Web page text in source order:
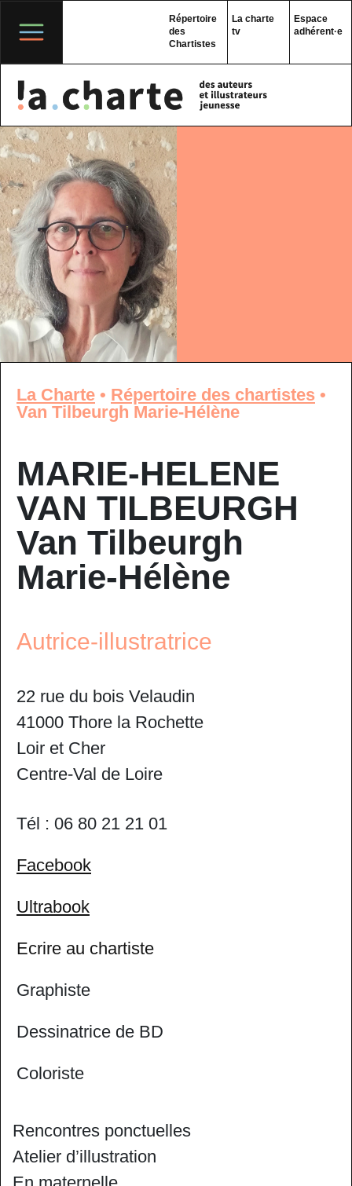
content
Répertoire
des
Chartistes
La charte
tv
Espace
adhérent·e
La Charte • Répertoire des chartistes •
Van Tilbeurgh Marie-Hélène
MARIE-HELENE
VAN TILBEURGH
Van Tilbeurgh
Marie-Hélène
Autrice-illustratrice
22 rue du bois Velaudin
41000 Thore la Rochette
Loir et Cher
Centre-Val de Loire
Tél : 06 80 21 21 01
Facebook
Ultrabook
Ecrire au chartiste
Graphiste
Dessinatrice de BD
Coloriste
Rencontres ponctuelles
Atelier d’illustration